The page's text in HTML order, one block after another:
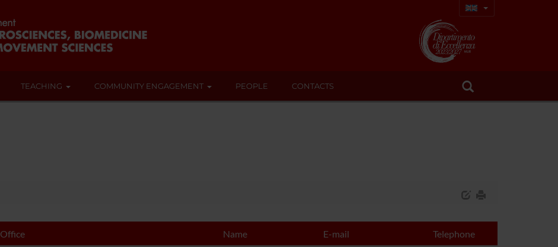
TEACHING COMMUNITY ENGAGEMENT PEOPLE CONTACTS
Office Name E-mail Telephone